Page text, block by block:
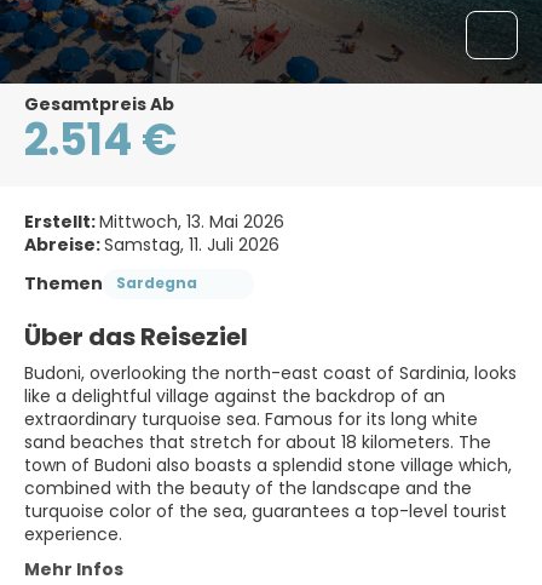
Gesamtpreis Ab
2.514 €
Erstellt:Mittwoch, 13. Mai 2026
Abreise:Samstag, 11. Juli 2026
Themen
Sardegna
Über das Reiseziel
Budoni, overlooking the north-east coast of Sardinia, looks
like a delightful village against the backdrop of an
extraordinary turquoise sea. Famous for its long white
sand beaches that stretch for about 18 kilometers. The
town of Budoni also boasts a splendid stone village which,
combined with the beauty of the landscape and the
turquoise color of the sea, guarantees a top-level tourist
experience.
Mehr Infos